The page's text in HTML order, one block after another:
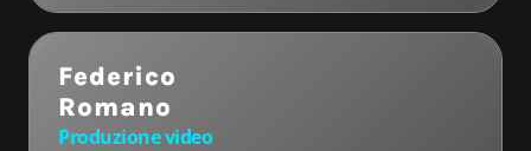
Federico
Romano
Produzione video